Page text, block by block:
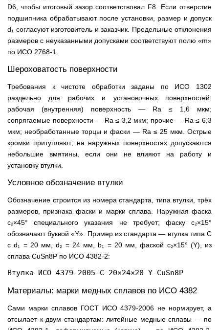
D6, чтобы итоговый зазор соответствовал F8. Если отверстие
подшипника обрабатывают после установки, размер и допуск
d₁ согласуют изготовитель и заказчик. Предельные отклонения
размеров с неуказанными допусками соответствуют полю «m»
по ИСО 2768-1.
Шероховатость поверхности
Требования к чистоте обработки заданы по ИСО 1302
раздельно для рабочих и установочных поверхностей:
рабочая (внутренняя) поверхность — Ra ≤ 1,6 мкм;
сопрягаемые поверхности — Ra ≤ 3,2 мкм; прочие — Ra ≤ 6,3
мкм; необработанные торцы и фаски — Ra ≤ 25 мкм. Острые
кромки притупляют; на наружных поверхностях допускаются
небольшие вмятины, если они не влияют на работу и
установку втулки.
Условное обозначение втулки
Обозначение строится из номера стандарта, типа втулки, трёх
размеров, признака фаски и марки сплава. Наружная фаска
c₂×45° специального указания не требует; фаску c₂×15°
обозначают буквой «Y». Пример из стандарта — втулка типа C
с d₁ = 20 мм, d₂ = 24 мм, b₁ = 20 мм, фаской c₂×15° (Y), из
сплава CuSn8P по ИСО 4382-2:
Втулка ИСО 4379-2005-C 20×24×20 Y-CuSn8P
Материалы: марки медных сплавов по ИСО 4382
Сами марки сплавов ГОСТ ИСО 4379-2006 не нормирует, а
отсылает к двум стандартам: литейные медные сплавы — по